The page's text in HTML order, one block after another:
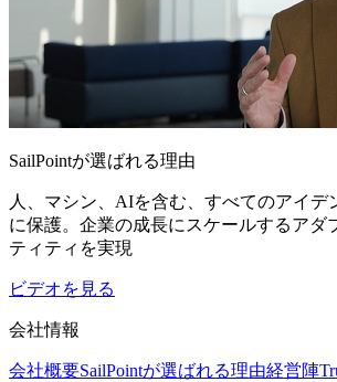
SailPointが選ばれる理由
人、マシン、AIを含む、すべてのアイデ
に保護。企業の成長にスケールするアダ
ティティを実現
ビデオを見る
会社情報
会社概要SailPointが選ばれる理由経営陣